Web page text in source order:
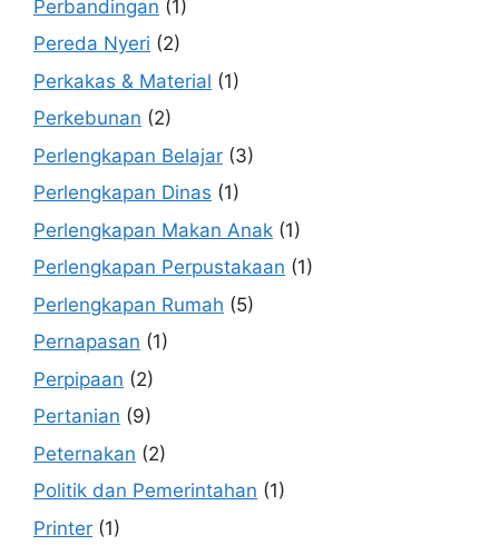
Perbandingan (1)
Pereda Nyeri (2)
Perkakas & Material (1)
Perkebunan (2)
Perlengkapan Belajar (3)
Perlengkapan Dinas (1)
Perlengkapan Makan Anak (1)
Perlengkapan Perpustakaan (1)
Perlengkapan Rumah (5)
Pernapasan (1)
Perpipaan (2)
Pertanian (9)
Peternakan (2)
Politik dan Pemerintahan (1)
Printer (1)